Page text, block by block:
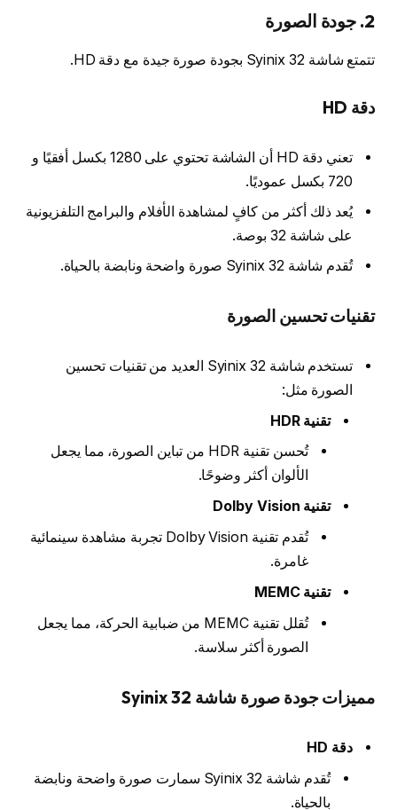
2. جودة الصورة
تتمتع شاشة Syinix 32 بجودة صورة جيدة مع دقة HD.
دقة HD
تعني دقة HD أن الشاشة تحتوي على 1280 بكسل أفقيًا و
720 بكسل عموديًا.
يُعد ذلك أكثر من كافٍ لمشاهدة الأفلام والبرامج التلفزيونية
على شاشة 32 بوصة.
تُقدم شاشة Syinix 32 صورة واضحة ونابضة بالحياة.
تقنيات تحسين الصورة
تستخدم شاشة Syinix 32 العديد من تقنيات تحسين
الصورة مثل:
تقنية HDR
تُحسن تقنية HDR من تباين الصورة، مما يجعل
الألوان أكثر وضوحًا.
تقنية Dolby Vision
تُقدم تقنية Dolby Vision تجربة مشاهدة سينمائية
غامرة.
تقنية MEMC
تُقلل تقنية MEMC من ضبابية الحركة، مما يجعل
الصورة أكثر سلاسة.
مميزات جودة صورة شاشة Syinix 32
دقة HD
تُقدم شاشة Syinix 32 سمارت صورة واضحة ونابضة
بالحياة.